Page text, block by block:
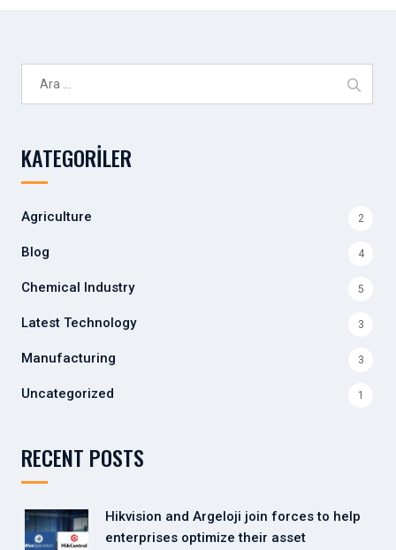
KATEGORILER
Agriculture 2
Blog 4
Chemical Industry 5
Latest Technology 3
Manufacturing 3
Uncategorized 1
RECENT POSTS
Hikvision and Argeloji join forces to help
enterprises optimize their asset